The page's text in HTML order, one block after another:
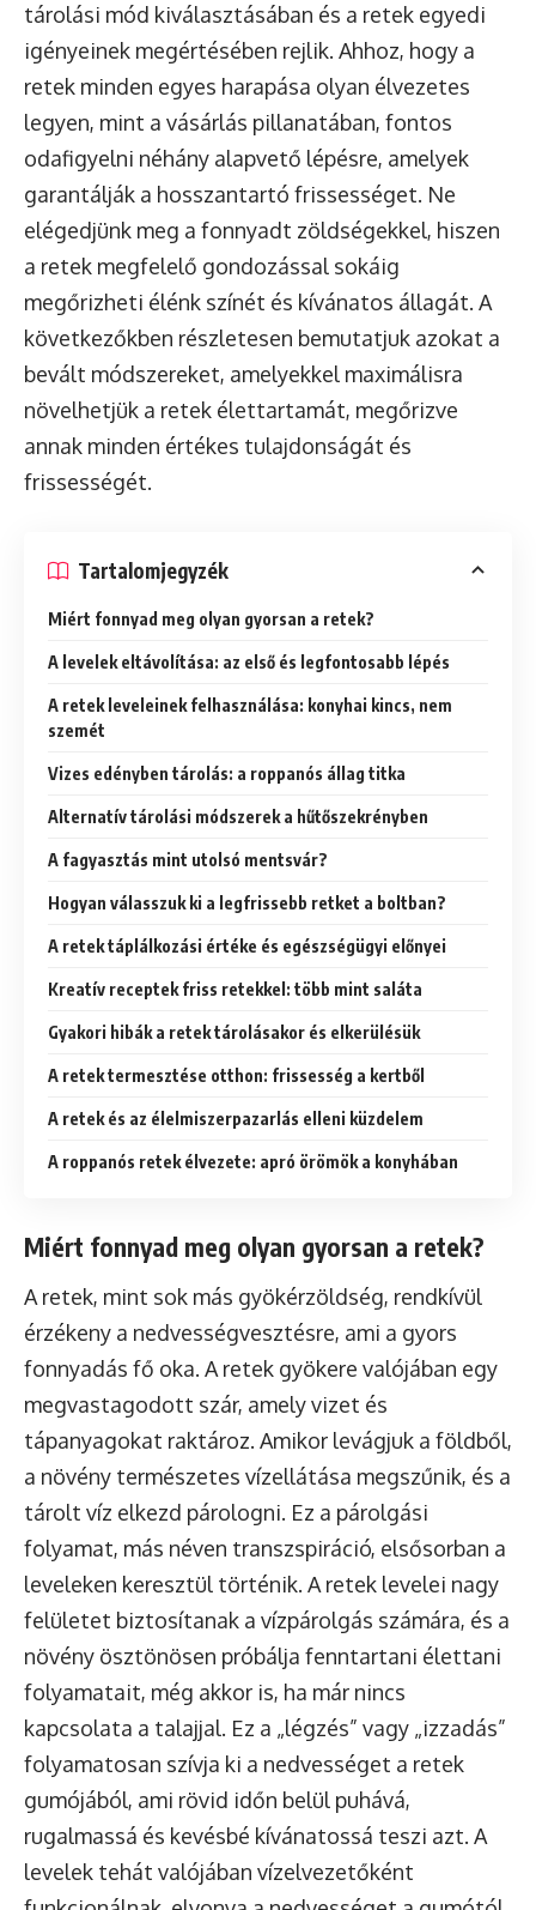
tárolási mód kiválasztásában és a retek egyedi
igényeinek megértésében rejlik. Ahhoz, hogy a
retek minden egyes harapása olyan élvezetes
legyen, mint a vásárlás pillanatában, fontos
odafigyelni néhány alapvető lépésre, amelyek
garantálják a hosszantartó frissességet. Ne
elégedjünk meg a fonnyadt zöldségekkel, hiszen
a retek megfelelő gondozással sokáig
megőrizheti élénk színét és kívánatos állagát. A
következőkben részletesen bemutatjuk azokat a
bevált módszereket, amelyekkel maximálisra
növelhetjük a retek élettartamát, megőrizve
annak minden értékes tulajdonságát és
frissességét.
Tartalomjegyzék
Miért fonnyad meg olyan gyorsan a retek?
A levelek eltávolítása: az első és legfontosabb lépés
A retek leveleinek felhasználása: konyhai kincs, nem
szemét
Vizes edényben tárolás: a roppanós állag titka
Alternatív tárolási módszerek a hűtőszekrényben
A fagyasztás mint utolsó mentsvár?
Hogyan válasszuk ki a legfrissebb retket a boltban?
A retek táplálkozási értéke és egészségügyi előnyei
Kreatív receptek friss retekkel: több mint saláta
Gyakori hibák a retek tárolásakor és elkerülésük
A retek termesztése otthon: frissesség a kertből
A retek és az élelmiszerpazarlás elleni küzdelem
A roppanós retek élvezete: apró örömök a konyhában
Miért fonnyad meg olyan gyorsan a retek?
A retek, mint sok más gyökérzöldség, rendkívül
érzékeny a nedvességvesztésre, ami a gyors
fonnyadás fő oka. A retek gyökere valójában egy
megvastagodott szár, amely vizet és
tápanyagokat raktároz. Amikor levágjuk a földből,
a növény természetes vízellátása megszűnik, és a
tárolt víz elkezd párologni. Ez a párolgási
folyamat, más néven transzspiráció, elsősorban a
leveleken keresztül történik. A retek levelei nagy
felületet biztosítanak a vízpárolgás számára, és a
növény ösztönösen próbálja fenntartani élettani
folyamatait, még akkor is, ha már nincs
kapcsolata a talajjal. Ez a „légzés” vagy „izzadás”
folyamatosan szívja ki a nedvességet a retek
gumójából, ami rövid időn belül puhává,
rugalmassá és kevésbé kívánatossá teszi azt. A
levelek tehát valójában vízelvezetőként